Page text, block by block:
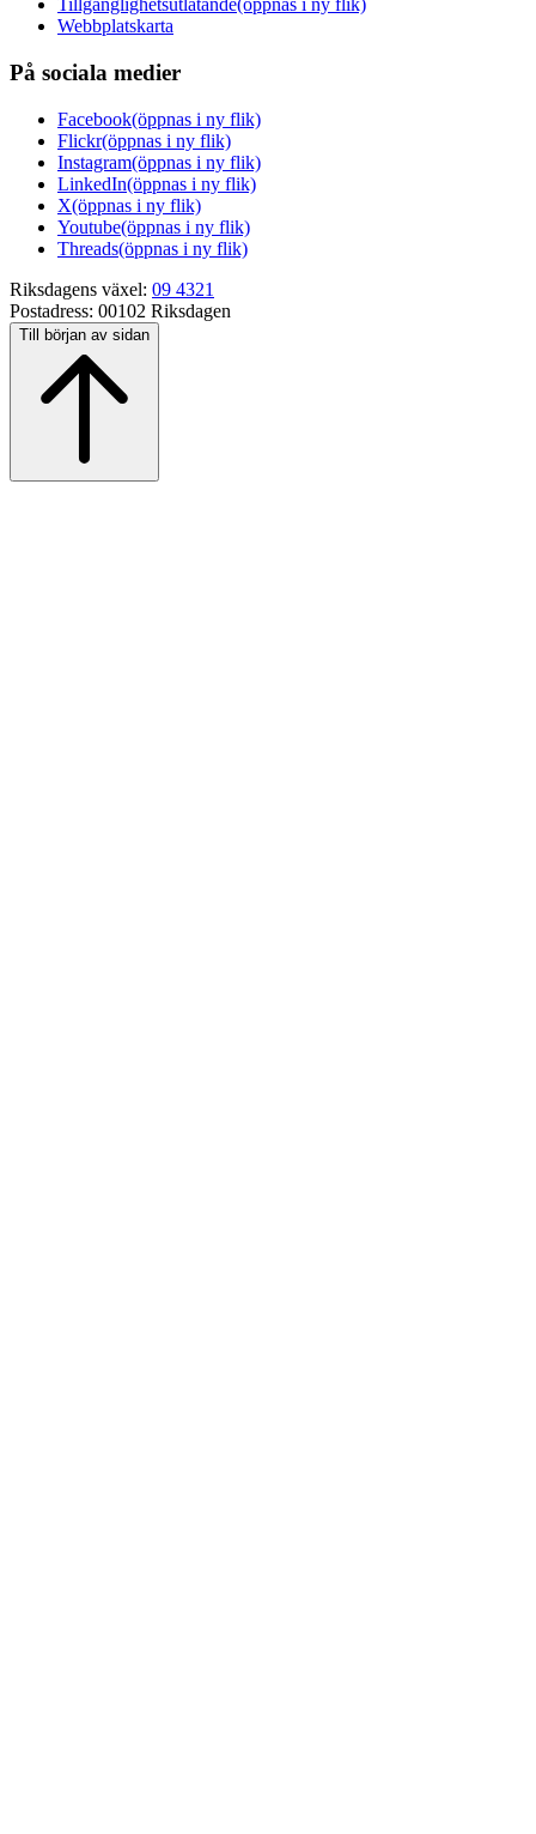
Tillgänglighetsutlåtande(öppnas i ny flik)
Webbplatskarta
På sociala medier
Facebook(öppnas i ny flik)
Flickr(öppnas i ny flik)
Instagram(öppnas i ny flik)
LinkedIn(öppnas i ny flik)
X(öppnas i ny flik)
Youtube(öppnas i ny flik)
Threads(öppnas i ny flik)
Riksdagens växel: 09 4321
Postadress: 00102 Riksdagen
Till början av sidan